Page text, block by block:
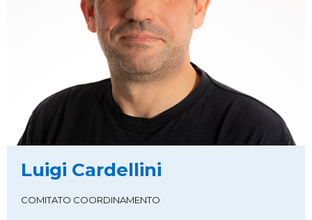
Luigi Cardellini
COMITATO COORDINAMENTO